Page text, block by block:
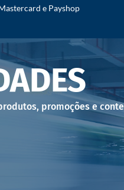
e Payshop
promoções e